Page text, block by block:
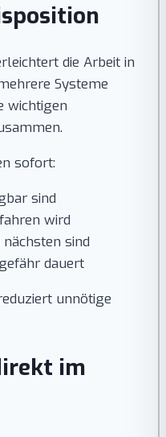
die Arbeit in
Systeme
wichtigen
sofort:
sind
wird
sind
dauert
unnötige
im